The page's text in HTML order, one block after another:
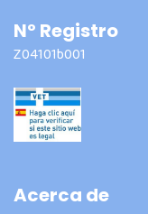
Nº Registro
Z04101b001
Acerca de